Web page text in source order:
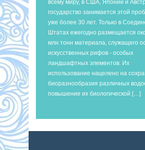
всему миру, в США, Японии и
государство занимается этой
уже более 30 лет. Только в
Штатах ежегодно размещается
млн тонн материала, служащего
искусственных рифов - особых
ландшафтных элементов. Их
использование нацелено на
биоразнообразия различных
повышение их биологической […]